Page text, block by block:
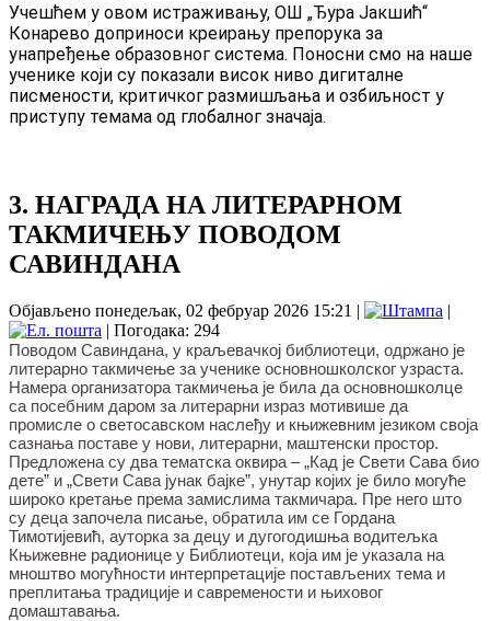
Учешћем у овом истраживању, ОШ „Ђура Јакшић“
Конарево доприноси креирању препорука за
унапређење образовног система. Поносни смо на наше
ученике који су показали висок ниво дигиталне
писмености, критичког размишљања и озбиљност у
приступу темама од глобалног значаја.
3. НАГРАДА НА ЛИТЕРАРНОМ
ТАКМИЧЕЊУ ПОВОДОМ
САВИНДАНА
Објављено понедељак, 02 фебруар 2026 15:21 |
|
| Погодака: 294
Поводом Савиндана, у краљевачкој библиотеци, одржано је
литерарно такмичење за ученике основношколског узраста.
Намера организатора такмичења је била да основношколце
са посебним даром за литерарни израз мотивише да
промисле о светосавском наслеђу и књижевним језиком своја
сазнања поставе у нови, литерарни, маштенски простор.
Предложена су два тематска оквира – „Кад је Свети Сава био
дете” и „Свети Сава јунак бајке”, унутар којих је било могуће
широко кретање према замислима такмичара. Пре него што
су деца започела писање, обратила им се Гордана
Тимотијевић, ауторка за децу и дугогодишња водитељка
Књижевне радионице у Библиотеци, која им је указала на
мноштво могућности интерпретације постављених тема и
преплитања традиције и савремености и њиховог
домаштавања.